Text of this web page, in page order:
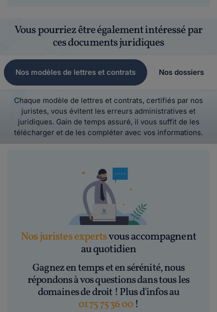
Vous pourriez être également intéressé par
ces documents juridiques
Nos modèles de lettres et contrats Nos dossiers
Chaque modèle de lettres et contrats, certifiés par nos
juristes, vous évitent les erreurs administratives et
juridiques. Gain de temps assuré, il vous suffit de les
télécharger et de les compléter avec vos informations.
Nos juristes expertsvous accompagnent
au quotidien
Gagnez en temps et en sérénité, nous
répondons à vos questions dans tous les
domaines de droit ! Plus d'infos au
01 75 75 36 00 !